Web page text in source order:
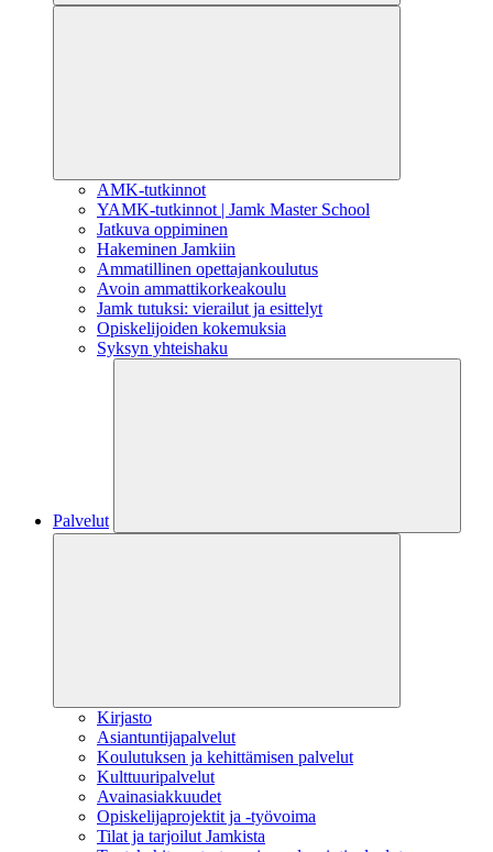
AMK-tutkinnot
YAMK-tutkinnot | Jamk Master School
Jatkuva oppiminen
Hakeminen Jamkiin
Ammatillinen opettajankoulutus
Avoin ammattikorkeakoulu
Jamk tutuksi: vierailut ja esittelyt
Opiskelijoiden kokemuksia
Syksyn yhteishaku
Palvelut
Kirjasto
Asiantuntijapalvelut
Koulutuksen ja kehittämisen palvelut
Kulttuuripalvelut
Avainasiakkuudet
Opiskelijaprojektit​ ja -työvoima
Tilat ja tarjoilut Jamkista